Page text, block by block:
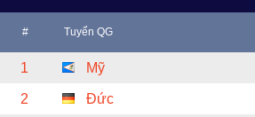
# Tuyển QG
1 Mỹ
2 Đức